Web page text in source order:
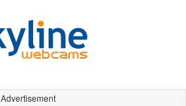
Advertisement